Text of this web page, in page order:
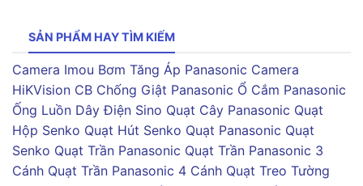
SẢN PHẨM HAY TÌM KIẾM
Camera Imou Bơm Tăng Áp Panasonic Camera
HiKVision CB Chống Giật Panasonic Ổ Cắm Panasonic
Ống Luồn Dây Điện Sino Quạt Cây Panasonic Quạt
Hộp Senko Quạt Hút Senko Quạt Panasonic Quạt
Senko Quạt Trần Panasonic Quạt Trần Panasonic 3
Cánh Quạt Trần Panasonic 4 Cánh Quạt Treo Tường